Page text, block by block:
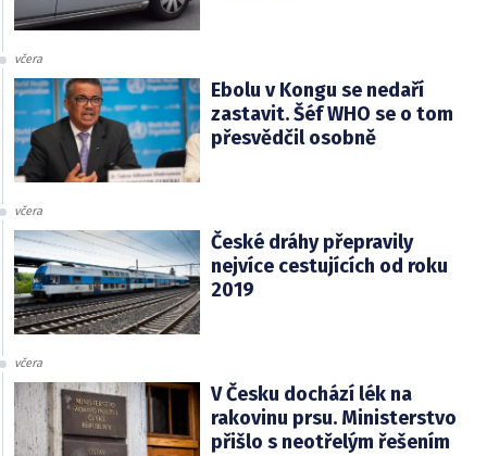
včera
Ebolu v Kongu se nedaří
zastavit. Šéf WHO se o tom
přesvědčil osobně
včera
České dráhy přepravily
nejvíce cestujících od roku
2019
včera
V Česku dochází lék na
rakovinu prsu. Ministerstvo
přišlo s neotřelým řešením